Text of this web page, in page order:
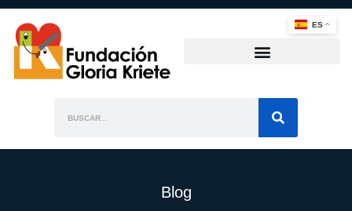
Blog
ES